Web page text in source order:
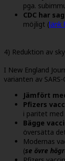
pga.
CDC har
möjligt (länk
4) Reduktion av
I New England
varianten av SARS-
Jämfört
Pfizers
i paritet
Bägge
översätta
Modernas
(se övre